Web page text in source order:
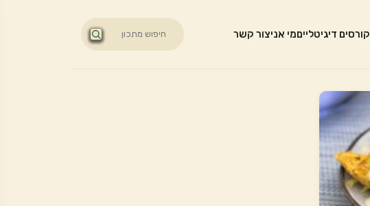
קורסים דיגיטלייםמי אניצור קשר